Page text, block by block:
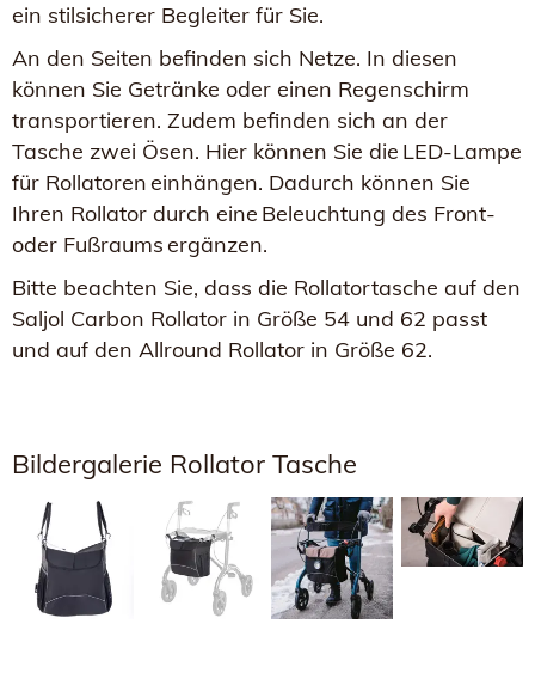
ein stilsicherer Begleiter für Sie.
An den Seiten befinden sich Netze. In diesen
können Sie Getränke oder einen Regenschirm
transportieren. Zudem befinden sich an der
Tasche zwei Ösen. Hier können Sie die LED-Lampe
für Rollatoren einhängen. Dadurch können Sie
Ihren Rollator durch eine Beleuchtung des Front-
oder Fußraums ergänzen.
Bitte beachten Sie, dass die Rollatortasche auf den
Saljol Carbon Rollator in Größe 54 und 62 passt
und auf den Allround Rollator in Größe 62.
Bildergalerie Rollator Tasche